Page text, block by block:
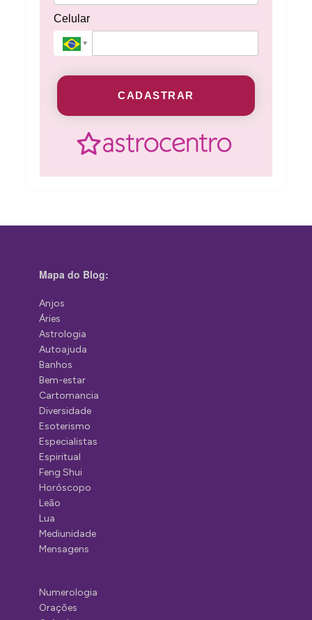
Celular
CADASTRAR
Mapa do Blog:
Anjos
Áries
Astrologia
Autoajuda
Banhos
Bem-estar
Cartomancia
Diversidade
Esoterismo
Especialistas
Espiritual
Feng Shui
Horóscopo
Leão
Lua
Mediunidade
Mensagens
Numerologia
Orações